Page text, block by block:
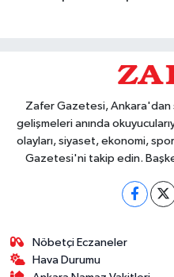
Zafer Gazetesi, Ankara'dan
gelişmeleri anında
olayları, siyaset, ekonomi,
Gazetesi'ni takip edin.
Nöbetçi Eczaneler
Hava Durumu